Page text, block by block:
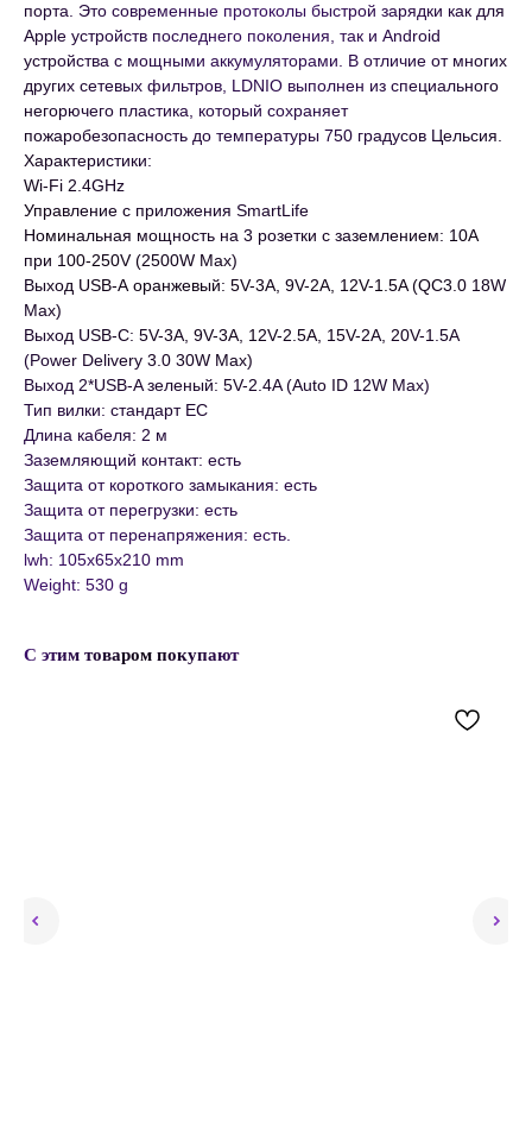
порта. Это современные протоколы быстрой зарядки как для
Apple устройств последнего поколения, так и Android
устройства с мощными аккумуляторами. В отличие от многих
других сетевых фильтров, LDNIO выполнен из специального
негорючего пластика, который сохраняет
пожаробезопасность до температуры 750 градусов Цельсия.
Характеристики:
Wi-Fi 2.4GHz
Управление с приложения SmartLife
Номинальная мощность на 3 розетки с заземлением: 10A
при 100-250V (2500W Max)
Выход USB-А оранжевый: 5V-3A, 9V-2A, 12V-1.5A (QC3.0 18W
Max)
Выход USB-C: 5V-3A, 9V-3A, 12V-2.5A, 15V-2A, 20V-1.5A
(Power Delivery 3.0 30W Max)
Выход 2*USB-A зеленый: 5V-2.4A (Auto ID 12W Max)
Тип вилки: стандарт ЕС
Длина кабеля: 2 м
Заземляющий контакт: есть
Защита от короткого замыкания: есть
Защита от перегрузки: есть
Защита от перенапряжения: есть.
lwh: 105x65x210 mm
Weight: 530 g
С этим товаром покупают